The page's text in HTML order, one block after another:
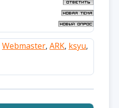
Webmaster, ARK, ksyu,